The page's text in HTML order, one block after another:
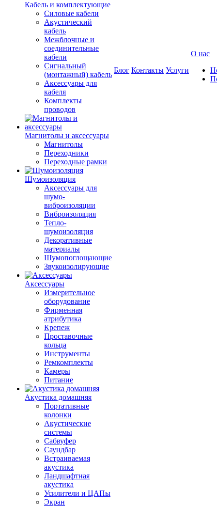
Кабель и комплектующие
Силовые кабели
Акустический
кабель
Межблочные и
соединительные
кабели
Сигнальный
(монтажный) кабель
Аксессуары для
кабеля
Комплекты
проводов
Магнитолы и аксессуары
Магнитолы
Переходники
Переходные рамки
Шумоизоляция
Аксессуары для
шумо-
виброизоляции
Виброизоляция
Тепло-
шумоизоляция
Декоративные
материалы
Шумопоглощающие
Звукоизолирующие
Аксессуары
Измерительное
оборудование
Фирменная
атрибутика
Крепеж
Проставочные
кольца
Инструменты
Ремкомплекты
Камеры
Питание
Акустика домашняя
Портативные
колонки
Акустические
системы
Сабвуфер
Саундбар
Встраиваемая
акустика
Ландшафтная
акустика
Усилители и ЦАПы
Экран
Блог Контакты Услуги
О нас